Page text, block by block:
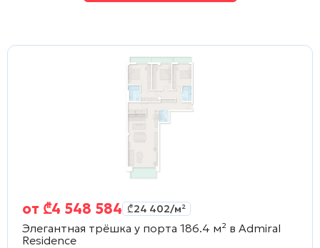
от ₾4 548 584 ₾24 402/м²
Элегантная трёшка у порта 186.4 м² в Admiral
Residence